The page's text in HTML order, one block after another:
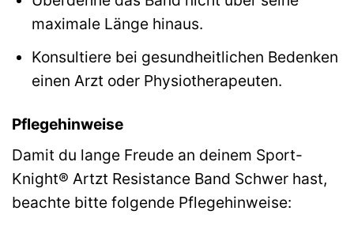
maximale Länge hinaus.
Konsultiere bei gesundheitlichen Bedenken
einen Arzt oder Physiotherapeuten.
Pflegehinweise
Damit du lange Freude an deinem Sport-
Knight® Artzt Resistance Band Schwer hast,
beachte bitte folgende Pflegehinweise: